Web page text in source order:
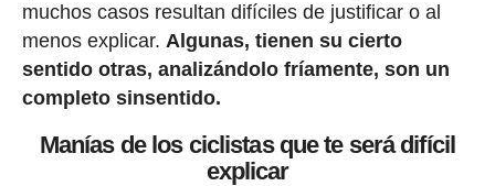
muchos casos resultan difíciles de justificar o al
menos explicar. Algunas, tienen su cierto
sentido otras, analizándolo fríamente, son un
completo sinsentido.
Manías de los ciclistas que te será difícil
explicar